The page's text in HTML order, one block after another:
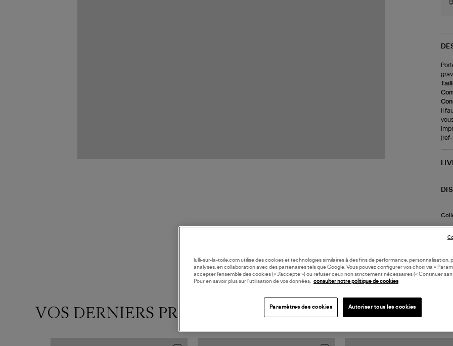
il
VOS DERNIERS PRODUITS VUS
lulli-sur-la-toile.com utilise des cookies et technologies similaires à des fins de performance, personnalisation,
analyses, en collaboration avec des partenaires tels que Google. Vous pouvez configurer vos choix via «
accepter l’ensemble des cookies (« J’accepte ») ou refuser ceux non strictement nécessaires (« Continuer
Pour en savoir plus sur l’utilisation de vos données, consulter notre politique de cookies
Paramètres des cookies Autoriser tous les cookies